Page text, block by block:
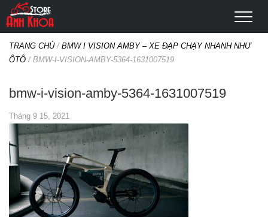
TRANG CHỦ/ BMW I VISION AMBY – XE ĐẠP CHẠY NHANH NHƯ
ÔTÔ / BMW-I-VISION-AMBY-5364-1631007519
bmw-i-vision-amby-5364-1631007519
Tháng 9 15, 2021